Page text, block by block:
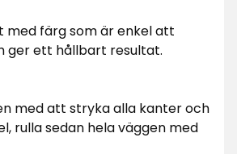
med färg som är enkel att
ger ett hållbart resultat.
med att stryka alla kanter och
rulla sedan hela väggen med